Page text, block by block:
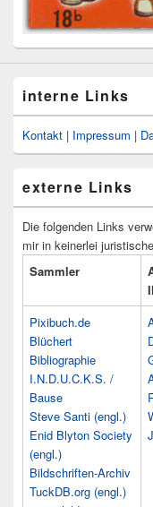
interne Links
Kontakt | Impressum |
externe Links
Die folgenden Links
mir in keinerlei
Sammler
Pixibuch.de
Blüchert
Bibliographie
I.N.D.U.C.K.S. /
Bause
Steve Santi (engl.)
Enid Blyton Society
(engl.)
Bildschriften-Archiv
TuckDB.org (engl.)